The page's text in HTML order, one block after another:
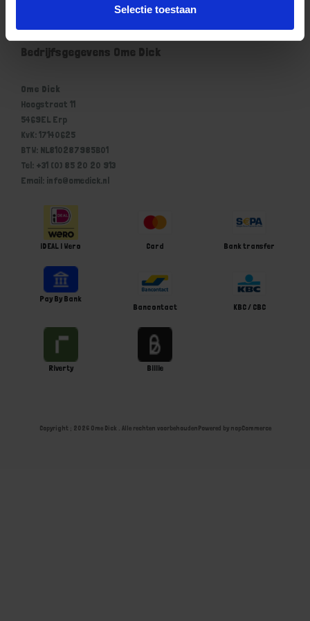
Selectie toestaan
Bedrijfsgegevens Ome Dick
Ome Dick
Hoogstraat 11
5469EL Erp
KvK: 17140625
BTW: NL810287985B01
Tel: +31 (0) 85 20 20 913
Email: info@omedick.nl
iDEAL | Wero Card Bank transfer
Pay By Bank
Bancontact
KBC / CBC
Riverty Billie
Copyright ; 2026 Ome Dick . Alle rechten voorbehoudenPowered by nopCommerce